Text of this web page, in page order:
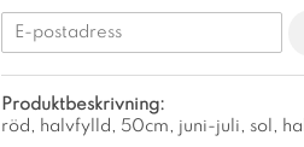
Produktbeskrivning:
röd, halvfylld, 50cm, juni-juli, sol,